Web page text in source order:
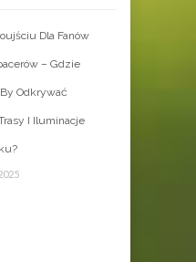
Dla Fanów
– Gdzie
Odkrywać
I Iluminacje